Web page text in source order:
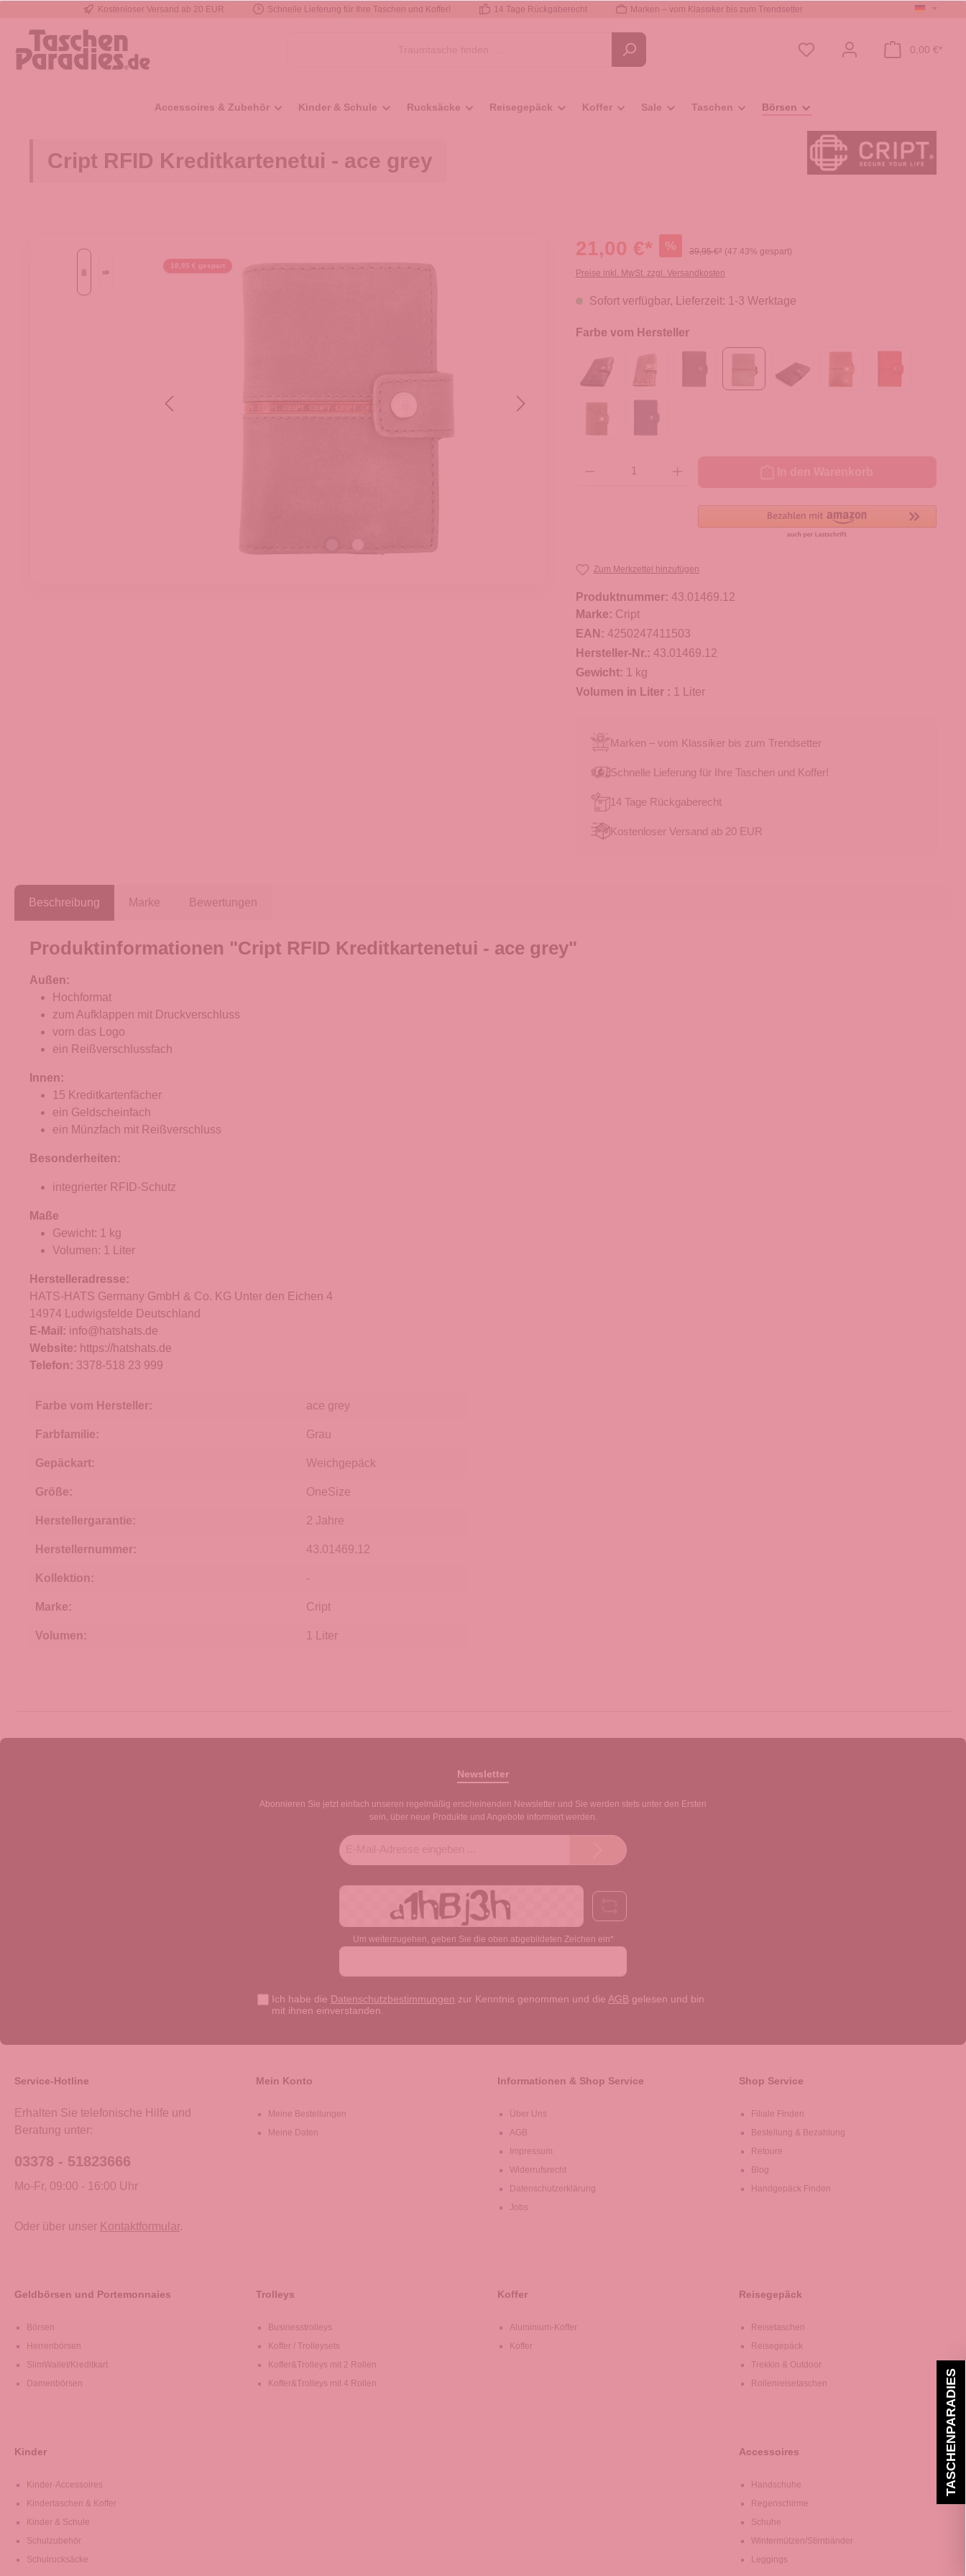
Zur Hauptnavigation springen
Kostenloser Versand ab 20 EUR Schnelle Lieferung für Ihre Taschen und Koffer! 14 Tage Rückgaberecht Marken – vom Klassiker bis zum Trendsetter
0,00 €*
Accessoires & Zubehör Kinder & Schule Rucksäcke Reisegepäck Koffer Sale Taschen Börsen
Cript RFID Kreditkartenetui - ace grey
18,95 € gespart
21,00 €* % 39,95 €* (47.43% gespart)
Preise inkl. MwSt. zzgl. Versandkosten
Sofort verfügbar, Lieferzeit: 1-3 Werktage
Farbe vom Hersteller
Zum Merkzettel hinzufügen
Produktnummer: 43.01469.12
Marke: Cript
EAN: 4250247411503
Hersteller-Nr.: 43.01469.12
Gewicht: 1 kg
Volumen in Liter : 1 Liter
Marken – vom Klassiker bis zum Trendsetter
Schnelle Lieferung für Ihre Taschen und Koffer!
14 Tage Rückgaberecht
Kostenloser Versand ab 20 EUR
Beschreibung Marke Bewertungen
Produktinformationen "Cript RFID Kreditkartenetui - ace grey"
Außen:
Hochformat
zum Aufklappen mit Druckverschluss
vorn das Logo
ein Reißverschlussfach
Innen:
15 Kreditkartenfächer
ein Geldscheinfach
ein Münzfach mit Reißverschluss
Besonderheiten:
integrierter RFID-Schutz
Maße
Gewicht: 1 kg
Volumen: 1 Liter
Herstelleradresse:
HATS-HATS Germany GmbH & Co. KG Unter den Eichen 4
14974 Ludwigsfelde Deutschland
E-Mail: info@hatshats.de
Website: https://hatshats.de
Telefon: 3378-518 23 999
Farbe vom Hersteller: ace grey
Farbfamilie: Grau
Gepäckart: Weichgepäck
Größe: OneSize
Herstellergarantie: 2 Jahre
Herstellernummer: 43.01469.12
Kollektion: -
Marke: Cript
Volumen: 1 Liter
Newsletter
Abonnieren Sie jetzt einfach unseren regelmäßig erscheinenden Newsletter und Sie werden stets unter den Ersten
sein, über neue Produkte und Angebote informiert werden.
Adresse*
Um weiterzugehen, geben Sie die oben abgebildeten Zeichen ein*
Ich habe die Datenschutzbestimmungen zur Kenntnis genommen und die AGB gelesen und bin
mit ihnen einverstanden.
Service-Hotline
Erhalten Sie telefonische Hilfe und
Beratung unter:
03378 - 51823666
Mo-Fr, 09:00 - 16:00 Uhr
Oder über unser Kontaktformular.
Mein Konto
Meine Bestellungen
Meine Daten
Informationen & Shop Service
Über Uns
AGB
Impressum
Widerrufsrecht
Datenschutzerklärung
Jobs
Shop Service
Filiale Finden
Bestellung & Bezahlung
Retoure
Blog
Handgepäck Finden
Geldbörsen und Portemonnaies
Börsen
Herrenbörsen
SlimWallet/Kreditkart
Damenbörsen
Trolleys
Businesstrolleys
Koffer / Trolleysets
Koffer&Trolleys mit 2 Rollen
Koffer&Trolleys mit 4 Rollen
Koffer
Aluminium-Koffer
Koffer
Reisegepäck
Reisetaschen
Reisegepäck
Trekkin & Outdoor
Rollenreisetaschen
Kinder
Kinder-Accessoires
Kindertaschen & Koffer
Kinder & Schule
Schulzubehör
Schulrucksäcke
Accessoires
Handschuhe
Regenschirme
Schuhe
Wintermützen/Stirnbänder
Leggings
TASCHENPARADIES